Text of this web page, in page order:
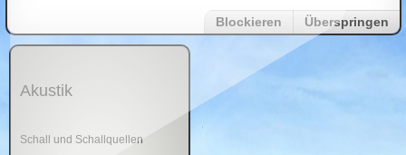
Blockieren Überspringen
Akustik
Schall und Schallquellen